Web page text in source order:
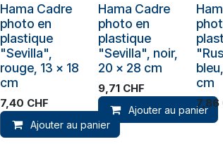
Hama Cadre
photo en
plastique
"Sevilla",
rouge, 13 x 18
cm
7,40 CHF
Ajouter au panier
Hama Cadre
photo en
plastique
"Sevilla", noir,
20 x 28 cm
9,71CHF
Ajouter au panier
cm
7,86